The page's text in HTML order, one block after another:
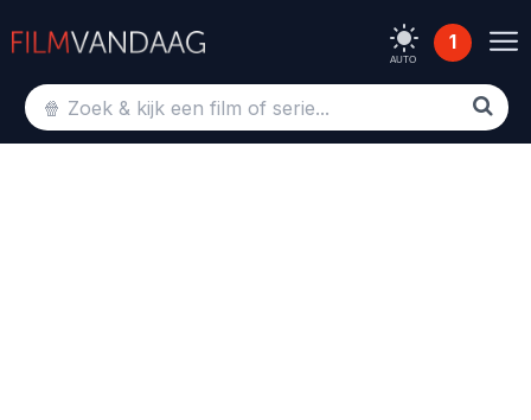
AUTO
1